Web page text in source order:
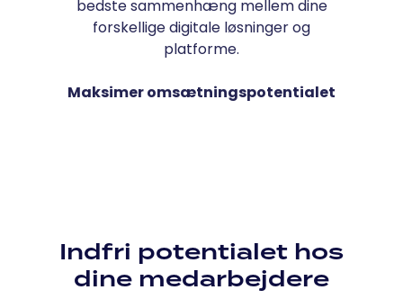
bedste sammenhæng mellem dine
forskellige digitale løsninger og
platforme.
Maksimer omsætningspotentialet
Indfri potentialet hos
dine medarbejdere